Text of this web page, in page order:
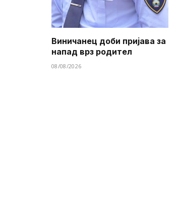
Виничанец доби пријава за
напад врз родител
08/08/2026